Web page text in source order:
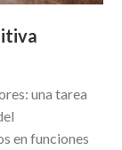
una tarea
en funciones